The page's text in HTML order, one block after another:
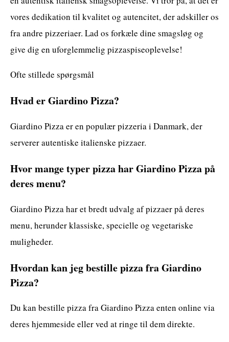
vores dedikation til kvalitet og autencitet, der adskiller os
fra andre pizzeriaer. Lad os forkæle dine smagsløg og
give dig en uforglemmelig pizzaspiseoplevelse!
Ofte stillede spørgsmål
Hvad er Giardino Pizza?
Giardino Pizza er en populær pizzeria i Danmark, der
serverer autentiske italienske pizzaer.
Hvor mange typer pizza har Giardino Pizza på
deres menu?
Giardino Pizza har et bredt udvalg af pizzaer på deres
menu, herunder klassiske, specielle og vegetariske
muligheder.
Hvordan kan jeg bestille pizza fra Giardino
Pizza?
Du kan bestille pizza fra Giardino Pizza enten online via
deres hjemmeside eller ved at ringe til dem direkte.